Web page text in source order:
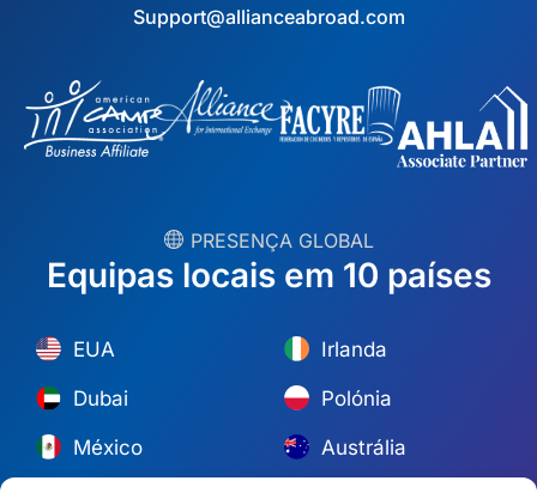
Support@allianceabroad.com
︎ PRESENÇA GLOBAL
Equipas locais em 10 países
EUA
Dubai
México
Irlanda
Polónia
Austrália